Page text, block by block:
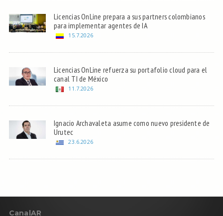
Licencias OnLine prepara a sus partners colombianos
para implementar agentes de IA
15.7.2026
Licencias OnLine refuerza su portafolio cloud para el
canal TI de México
11.7.2026
Ignacio Archavaleta asume como nuevo presidente de
Urutec
23.6.2026
CanalAR